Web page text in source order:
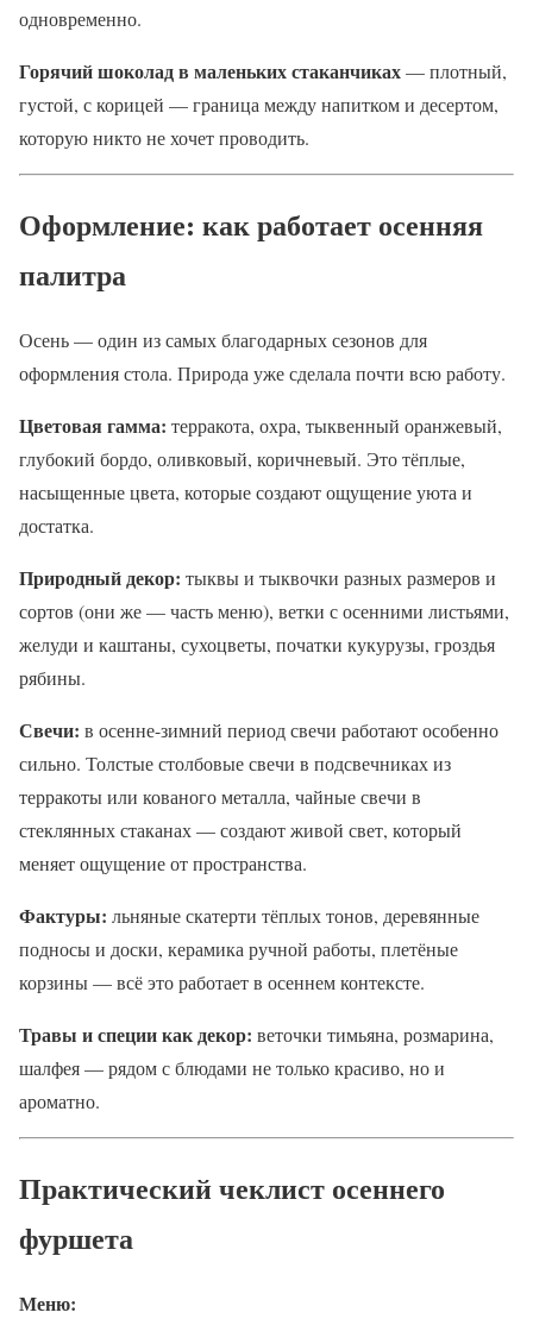
одновременно.
Горячий шоколад в маленьких стаканчиках— плотный,
густой, с корицей — граница между напитком и десертом,
которую никто не хочет проводить.
Оформление: как работает осенняя
палитра
Осень — один из самых благодарных сезонов для
оформления стола. Природа уже сделала почти всю работу.
Цветовая гамма: терракота, охра, тыквенный оранжевый,
глубокий бордо, оливковый, коричневый. Это тёплые,
насыщенные цвета, которые создают ощущение уюта и
достатка.
Природный декор: тыквы и тыквочки разных размеров и
сортов (они же — часть меню), ветки с осенними листьями,
желуди и каштаны, сухоцветы, початки кукурузы, гроздья
рябины.
Свечи: в осенне-зимний период свечи работают особенно
сильно. Толстые столбовые свечи в подсвечниках из
терракоты или кованого металла, чайные свечи в
стеклянных стаканах — создают живой свет, который
меняет ощущение от пространства.
Фактуры: льняные скатерти тёплых тонов, деревянные
подносы и доски, керамика ручной работы, плетёные
корзины — всё это работает в осеннем контексте.
Травы и специи как декор: веточки тимьяна, розмарина,
шалфея — рядом с блюдами не только красиво, но и
ароматно.
Практический чеклист осеннего
фуршета
Меню: